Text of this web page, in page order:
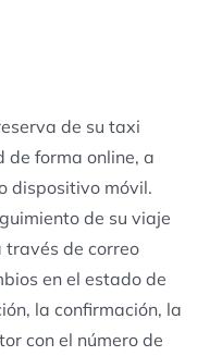
de su taxi
de forma online, a
dispositivo móvil.
de su viaje
través de correo
en el estado de
la confirmación, la
con el número de